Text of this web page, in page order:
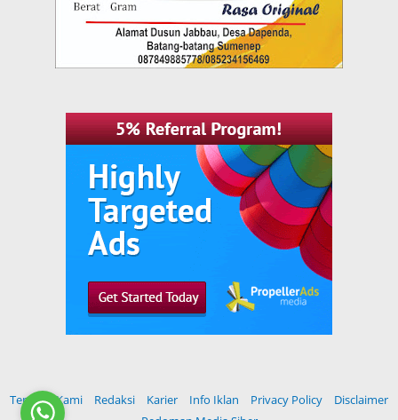
Tentang Kami Redaksi Karier Info Iklan Privacy Policy
Disclaimer